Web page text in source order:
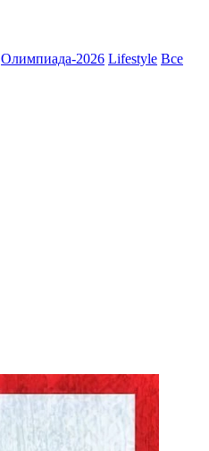
Олимпиада-2026 Lifestyle Все